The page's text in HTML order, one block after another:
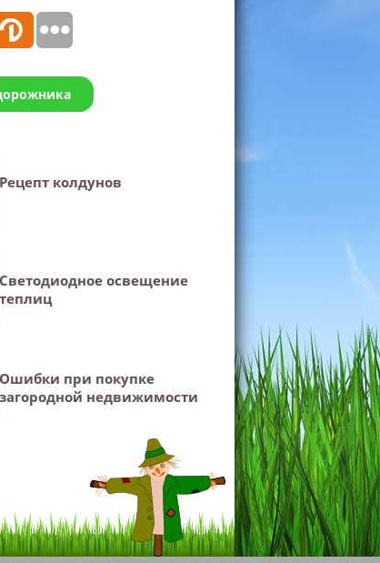
Рецепт колдунов
Светодиодное освещение
теплиц
Ошибки при покупке
загородной недвижимости